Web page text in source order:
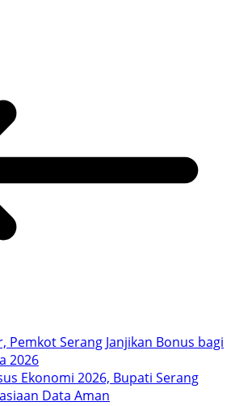
Pemkot Serang Janjikan Bonus bagi
2026
Ekonomi 2026, Bupati Serang
Data Aman